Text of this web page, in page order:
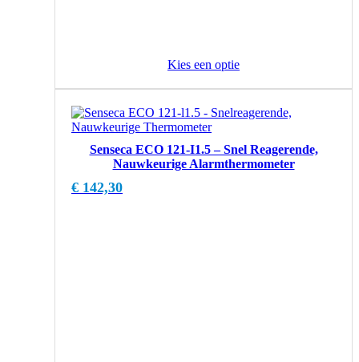
Kies een optie
Senseca ECO 121-I1.5 – Snel Reagerende,
Nauwkeurige Alarmthermometer
€ 142,30